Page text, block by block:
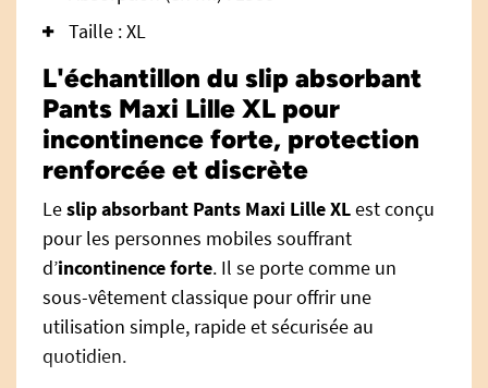
Taille : XL
L'échantillon du slip absorbant
Pants Maxi Lille XL pour
incontinence forte, protection
renforcée et discrète
Leslip absorbant Pants Maxi Lille XLest conçu
pour les personnes mobiles souffrant
d’incontinence forte. Il se porte comme un
sous-vêtement classique pour offrir une
utilisation simple, rapide et sécurisée au
quotidien.